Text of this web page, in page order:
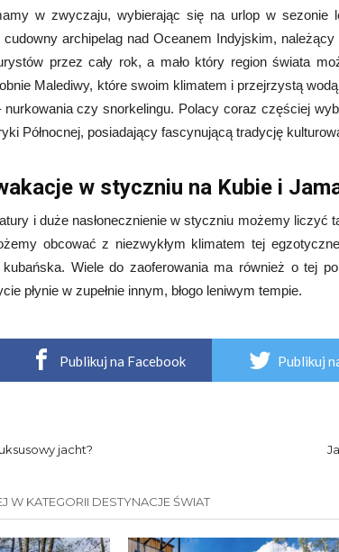
w zwyczaju, wybierając się na urlop w sezonie
cudowny archipelag nad Oceanem Indyjskim,
przez cały rok, a mało który region świata
Malediwy, które swoim klimatem i przejrzystą
czy snorkelingu. Polacy coraz częściej
Północnej, posiadający fascynującą tradycję
w styczniu na Kubie i
i duże nasłonecznienie w styczniu możemy liczyć
obcować z niezwykłym klimatem tej
Wiele do zaoferowania ma również o tej
płynie w zupełnie innym, błogo leniwym tempie.
Publikuj na Facebook Publikuj
jacht?
W KATEGORII DESTYNACJE ŚWIAT